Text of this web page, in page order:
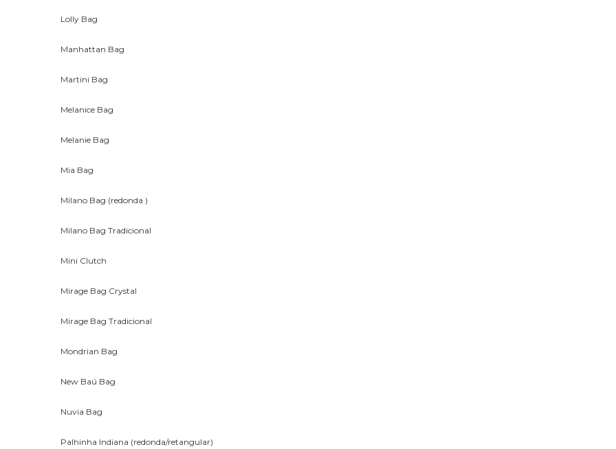
Lolly Bag
Manhattan Bag
Martini Bag
Melanice Bag
Melanie Bag
Mia Bag
Milano Bag (redonda )
Milano Bag Tradicional
Mini Clutch
Mirage Bag Crystal
Mirage Bag Tradicional
Mondrian Bag
New Baú Bag
Nuvia Bag
Palhinha Indiana (redonda/retangular)